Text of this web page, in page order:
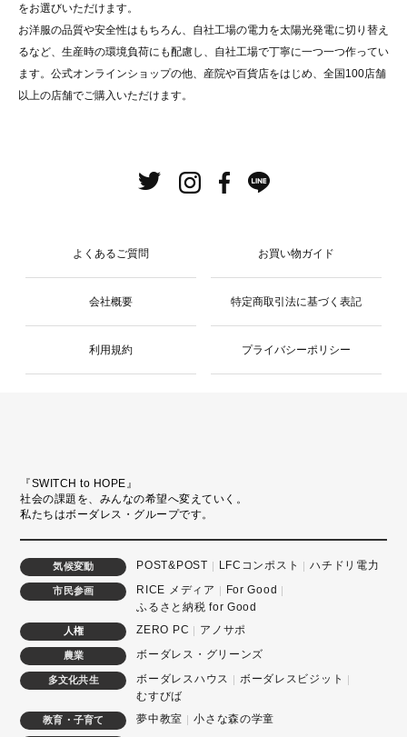
をお選びいただけます。
お洋服の品質や安全性はもちろん、自社工場の電力を太陽光発電に切り替え
るなど、生産時の環境負荷にも配慮し、自社工場で丁寧に一つ一つ作ってい
ます。公式オンラインショップの他、産院や百貨店をはじめ、全国100店舗
以上の店舗でご購入いただけます。
よくあるご質問 お買い物ガイド
会社概要 特定商取引法に基づく表記
利用規約 プライバシーポリシー
『SWITCH to HOPE』
社会の課題を、みんなの希望へ変えていく。
私たちはボーダレス・グループです。
気候変動 POST&POST LFCコンポスト ハチドリ電力
市民参画 RICE メディア
For Good
ふるさと納税 for Good
人権 ZERO PC アノサポ
農業 ボーダレス・グリーンズ
多文化共生 ボーダレスハウス
ボーダレスビジット
むすびば
教育・子育て 夢中教室 小さな森の学童